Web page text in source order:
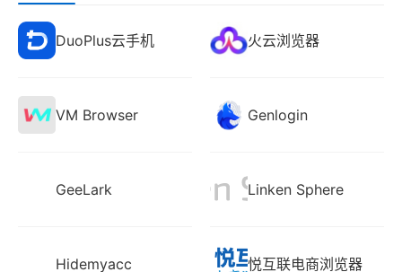
DuoPlus云手机 火云浏览器
VM Browser Genlogin
GeeLark Linken Sphere
Hidemyacc 悦互联电商浏览器